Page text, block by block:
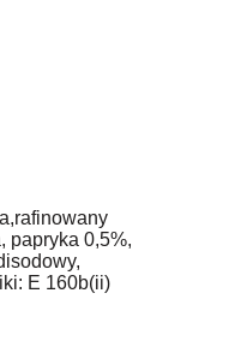
papryka 0,5%,
E 160b(ii)